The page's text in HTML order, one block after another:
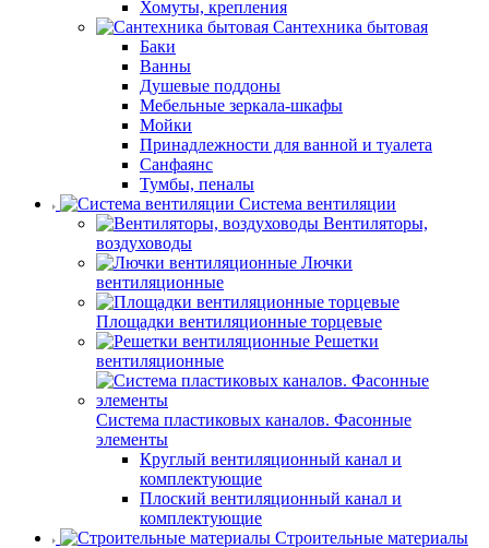
Хомуты, крепления
Сантехника бытовая
Баки
Ванны
Душевые поддоны
Мебельные зеркала-шкафы
Мойки
Принадлежности для ванной и туалета
Санфаянс
Тумбы, пеналы
Система вентиляции
Вентиляторы,
воздуховоды
Лючки
вентиляционные
Площадки вентиляционные торцевые
Решетки
вентиляционные
Система пластиковых каналов. Фасонные
элементы
Круглый вентиляционный канал и
комплектующие
Плоский вентиляционный канал и
комплектующие
Строительные материалы